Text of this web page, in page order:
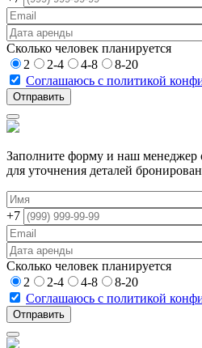
Сколько человек планируется
2
2-4 4-8
8-20
Соглашаюсь с политикой
Заполните форму и наш менеджер
для уточнения деталей
+7
Сколько человек планируется
2
2-4 4-8
8-20
Соглашаюсь с политикой